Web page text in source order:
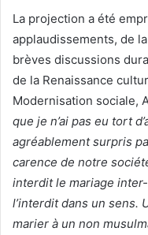
La projection a été
applaudissements, de
brèves discussions
de la Renaissance
Modernisation sociale,
que je n’ai pas eu tort
agréablement surpris
carence de notre
interdit le mariage
l’interdit dans un sens.
marier à un non